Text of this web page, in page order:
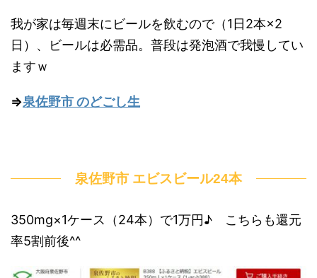
我が家は毎週末にビールを飲むので（1日2本×2
日）、ビールは必需品。普段は発泡酒で我慢してい
ますｗ
⇒泉佐野市 のどごし生
泉佐野市 エビスビール24本
350mg×1ケース（24本）で1万円♪ こちらも還元
率5割前後^^